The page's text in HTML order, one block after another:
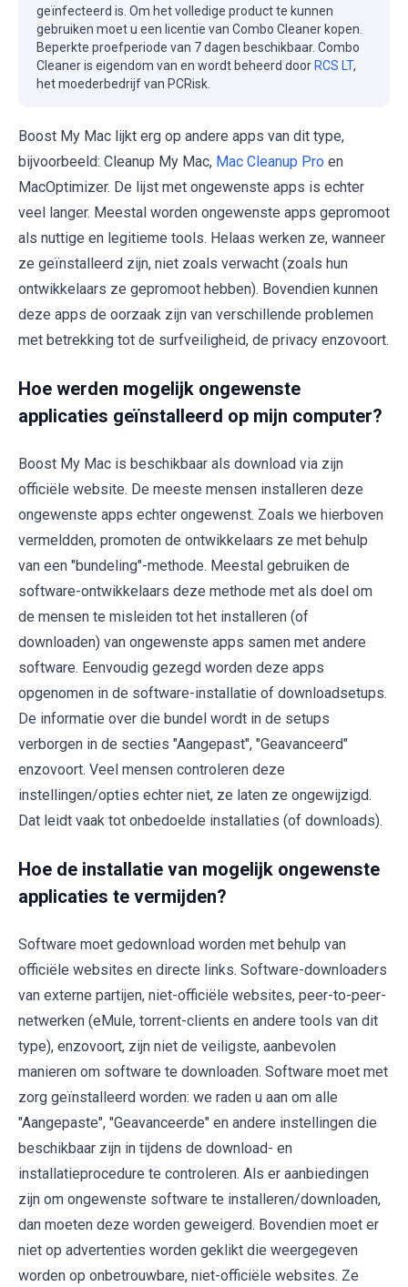
geïnfecteerd is. Om het volledige product te kunnen
gebruiken moet u een licentie van Combo Cleaner kopen.
Beperkte proefperiode van 7 dagen beschikbaar. Combo
Cleaner is eigendom van en wordt beheerd door RCS LT,
het moederbedrijf van PCRisk.
Boost My Mac lijkt erg op andere apps van dit type,
bijvoorbeeld: Cleanup My Mac, Mac Cleanup Pro en
MacOptimizer. De lijst met ongewenste apps is echter
veel langer. Meestal worden ongewenste apps gepromoot
als nuttige en legitieme tools. Helaas werken ze, wanneer
ze geïnstalleerd zijn, niet zoals verwacht (zoals hun
ontwikkelaars ze gepromoot hebben). Bovendien kunnen
deze apps de oorzaak zijn van verschillende problemen
met betrekking tot de surfveiligheid, de privacy enzovoort.
Hoe werden mogelijk ongewenste
applicaties geïnstalleerd op mijn computer?
Boost My Mac is beschikbaar als download via zijn
officiële website. De meeste mensen installeren deze
ongewenste apps echter ongewenst. Zoals we hierboven
vermeldden, promoten de ontwikkelaars ze met behulp
van een "bundeling"-methode. Meestal gebruiken de
software-ontwikkelaars deze methode met als doel om
de mensen te misleiden tot het installeren (of
downloaden) van ongewenste apps samen met andere
software. Eenvoudig gezegd worden deze apps
opgenomen in de software-installatie of downloadsetups.
De informatie over die bundel wordt in de setups
verborgen in de secties "Aangepast", "Geavanceerd"
enzovoort. Veel mensen controleren deze
instellingen/opties echter niet, ze laten ze ongewijzigd.
Dat leidt vaak tot onbedoelde installaties (of downloads).
Hoe de installatie van mogelijk ongewenste
applicaties te vermijden?
Software moet gedownload worden met behulp van
officiële websites en directe links. Software-downloaders
van externe partijen, niet-officiële websites, peer-to-peer-
netwerken (eMule, torrent-clients en andere tools van dit
type), enzovoort, zijn niet de veiligste, aanbevolen
manieren om software te downloaden. Software moet met
zorg geïnstalleerd worden: we raden u aan om alle
"Aangepaste", "Geavanceerde" en andere instellingen die
beschikbaar zijn in tijdens de download- en
installatieprocedure te controleren. Als er aanbiedingen
zijn om ongewenste software te installeren/downloaden,
dan moeten deze worden geweigerd. Bovendien moet er
niet op advertenties worden geklikt die weergegeven
worden op onbetrouwbare, niet-officiële websites. Ze